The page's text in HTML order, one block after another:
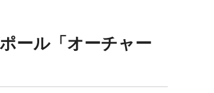
ール「オーチャー